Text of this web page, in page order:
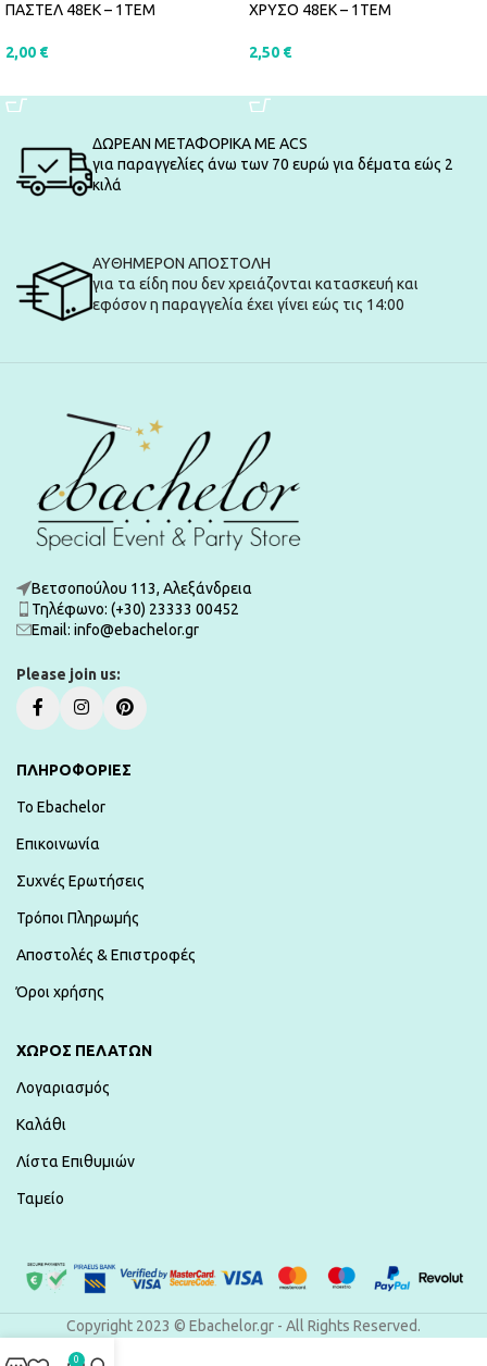
ΠΑΣΤΕΛ 48ΕΚ – 1ΤΕΜ
2,00 €
ΧΡΥΣΟ 48ΕΚ – 1ΤΕΜ
2,50 €
ΔΩΡΕΑΝ ΜΕΤΑΦΟΡΙΚΑ ΜΕ ACS
για παραγγελίες άνω των 70 ευρώ για δέματα εώς 2
κιλά
ΑΥΘΗΜΕΡΟΝ ΑΠΟΣΤΟΛΗ
για τα είδη που δεν χρειάζονται κατασκευή και
εφόσον η παραγγελία έχει γίνει εώς τις 14:00
Βετσοπούλου 113, Αλεξάνδρεια
Τηλέφωνο: (+30) 23333 00452
Εmail: info@ebachelor.gr
Please join us:
ΠΛΗΡΟΦΟΡΙΕΣ
To Ebachelor
Επικοινωνία
Συχνές Ερωτήσεις
Τρόποι Πληρωμής
Αποστολές & Επιστροφές
Όροι χρήσης
ΧΏΡΟΣ ΠΕΛΑΤΏΝ
Λογαριασμός
Καλάθι
Λίστα Επιθυμιών
Ταμείο
Copyright 2023 © Ebachelor.gr - All Rights Reserved.
0